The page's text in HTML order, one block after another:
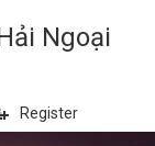
Ngoại
Register